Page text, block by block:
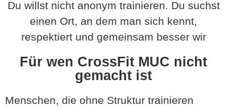
Du willst nicht anonym trainieren. Du suchst
einen Ort, an dem man sich kennt,
respektiert und gemeinsam besser wir
Für wen CrossFit MUC nicht
gemacht ist
Menschen, die ohne Struktur trainieren